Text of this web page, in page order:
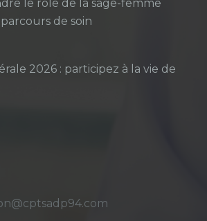
le rôle de la sage-femme
de soin
2026 : participez à la vie de